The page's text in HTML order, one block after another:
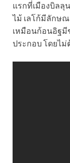
แรกที่เมืองบิลลุ
ไม้ เลโก้มีลักษ
เหมือนก้อนอิฐมี
ประกอบ โดยไม่